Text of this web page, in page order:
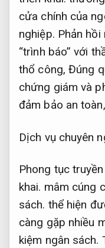
cửa chính của
nghiệp. Phản hồi
“trình báo” với
thổ công, Đúng
chứng giám và
đảm bảo an toàn,
Dịch vụ chuyên
Phong tục
khai. mâm cúng
sách. thể hiện
càng gặp nhiều
kiệm ngân sách.